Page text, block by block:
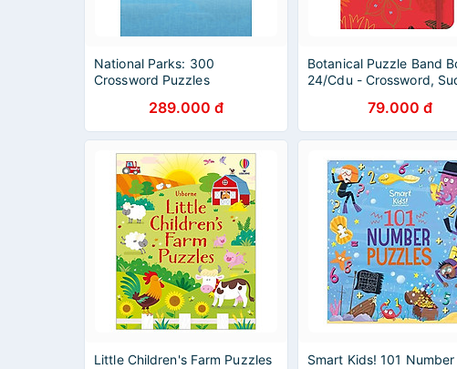
National Parks: 300
Crossword Puzzles
289.000 đ
Botanical Puzzle Band
24/Cdu - Crossword,
79.000 đ
Little Children's Farm Puzzles
Smart Kids! 101 Number